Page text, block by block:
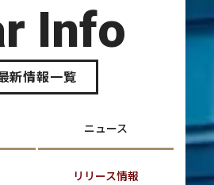
Info
新情報一覧
ニュース
リリース情報